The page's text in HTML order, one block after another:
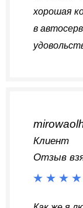
хорошая
в
Клиент
Отзыв